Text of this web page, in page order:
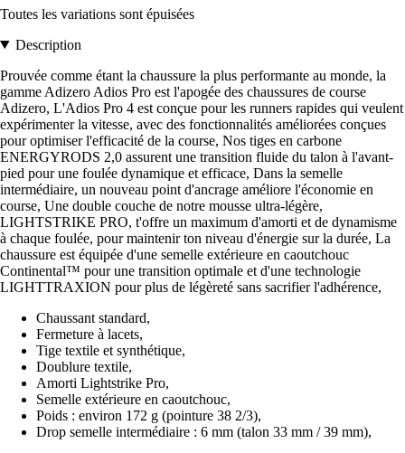
Toutes les variations sont épuisées
Description
Prouvée comme étant la chaussure la plus performante au monde, la
gamme Adizero Adios Pro est l'apogée des chaussures de course
Adizero, L'Adios Pro 4 est conçue pour les runners rapides qui veulent
expérimenter la vitesse, avec des fonctionnalités améliorées conçues
pour optimiser l'efficacité de la course, Nos tiges en carbone
ENERGYRODS 2,0 assurent une transition fluide du talon à l'avant-
pied pour une foulée dynamique et efficace, Dans la semelle
intermédiaire, un nouveau point d'ancrage améliore l'économie en
course, Une double couche de notre mousse ultra-légère,
LIGHTSTRIKE PRO, t'offre un maximum d'amorti et de dynamisme
à chaque foulée, pour maintenir ton niveau d'énergie sur la durée, La
chaussure est équipée d'une semelle extérieure en caoutchouc
Continental™ pour une transition optimale et d'une technologie
LIGHTTRAXION pour plus de légèreté sans sacrifier l'adhérence,
Chaussant standard,
Fermeture à lacets,
Tige textile et synthétique,
Doublure textile,
Amorti Lightstrike Pro,
Semelle extérieure en caoutchouc,
Poids : environ 172 g (pointure 38 2/3),
Drop semelle intermédiaire : 6 mm (talon 33 mm / 39 mm),